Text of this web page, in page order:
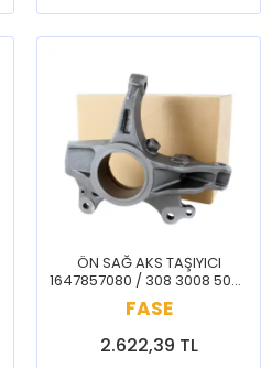
ÖN SAĞ AKS TAŞIYICI
1647857080 / 308 3008 5008
508 C4 PICASSO C5
AIRCROSS PARTNER RIFTER
BERLİNGO
FASE
2.622,39 TL